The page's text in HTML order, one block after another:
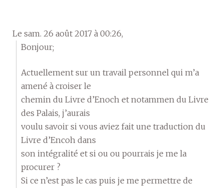
Le sam. 26 août 2017 à 00:26,
Bonjour;
Actuellement sur un travail personnel qui m’a
amené à croiser le
chemin du Livre d’Enoch et notammen du Livre
des Palais, j’aurais
voulu savoir si vous aviez fait une traduction du
Livre d’Encoh dans
son intégralité et si ou ou pourrais je me la
procurer ?
Si ce n’est pas le cas puis je me permettre de